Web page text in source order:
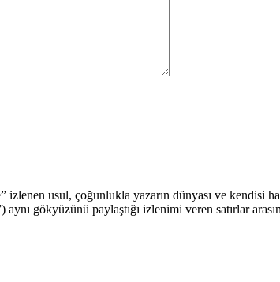
usul, çoğunlukla yazarın dünyası ve kendisi
gökyüzünü paylaştığı izlenimi veren satırlar